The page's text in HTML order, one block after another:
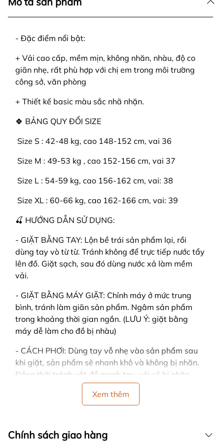
- Đặc điểm nổi bật:
+ Vải cao cấp, mềm mịn, không nhăn, nhàu, độ co
giãn nhẹ, rất phù hợp với chị em trong môi trường
công sở, văn phòng
+ Thiết kế basic màu sắc nhã nhặn.
🍀 BẢNG QUY ĐỔI SIZE
️ Size S : 42-48 kg, cao 148-152 cm, vai 36
️ Size M : 49-53 kg , cao 152-156 cm, vai 37
️ Size L : 54-59 kg, cao 156-162 cm, vai: 38
️ Size XL : 60-66 kg, cao 162-166 cm, vai: 39
🍒 HƯỚNG DẪN SỬ DỤNG:
- GIẶT BẰNG TAY: Lộn bề trái sản phẩm lại, rồi
dùng tay vò từ từ. Tránh không để trực tiếp nước tẩy
lên đồ. Giặt sạch, sau đó dùng nước xả làm mềm
vải.
- GIẶT BẰNG MÁY GIẶT: Chỉnh máy ở mức trung
bình, tránh làm giãn sản phẩm. Ngâm sản phẩm
trong khoảng thời gian ngắn. (LƯU Ý: giặt bằng
máy dễ làm cho đồ bị nhàu)
- CÁCH PHƠI: Dùng tay vỗ nhẹ vào sản phẩm sau
khi giặt, sản phẩm sẽ nhanh khô và không bị nhăn.
Đồng thời tránh vắt đồ mạnh tay, vải sẽ bị nhăn.
- Nên phơi ở nơi có nhiều gió, trải thẳng khi phơi và
tránh nơi có ánh nắng gay gắt hoặc trực tiếp, sản
- Nên phân loại quần áo cùng màu, cùng chất liệu
Xem thêm
Chính sách giao hàng